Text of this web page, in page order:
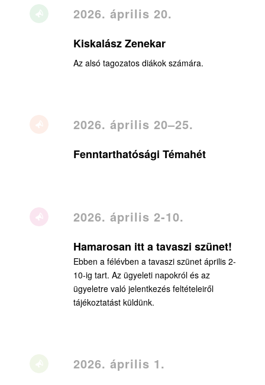
2026. április 20.
Kiskalász Zenekar
Az alsó tagozatos diákok számára.
2026. április 20–25.
Fenntarthatósági Témahét
2026. április 2-10.
Hamarosan itt a tavaszi szünet!
Ebben a félévben a tavaszi szünet április 2-
10-ig tart. Az ügyeleti napokról és az
ügyeletre való jelentkezés feltételeiről
tájékoztatást küldünk.
2026. április 1.